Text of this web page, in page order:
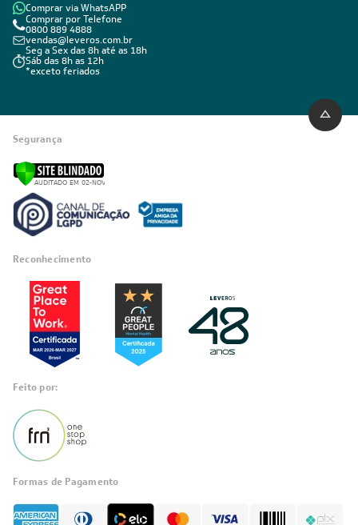
Comprar via WhatsAPP
Comprar por Telefone
0800 889 4888
vendas@leveros.com.br
Seg a Sex das 8h até as 18h
Sáb das 8h as 12h
*exceto feriados
Segurança
Reconhecimento
Feito por:
Formas de Pagamento
Fale com a LIA